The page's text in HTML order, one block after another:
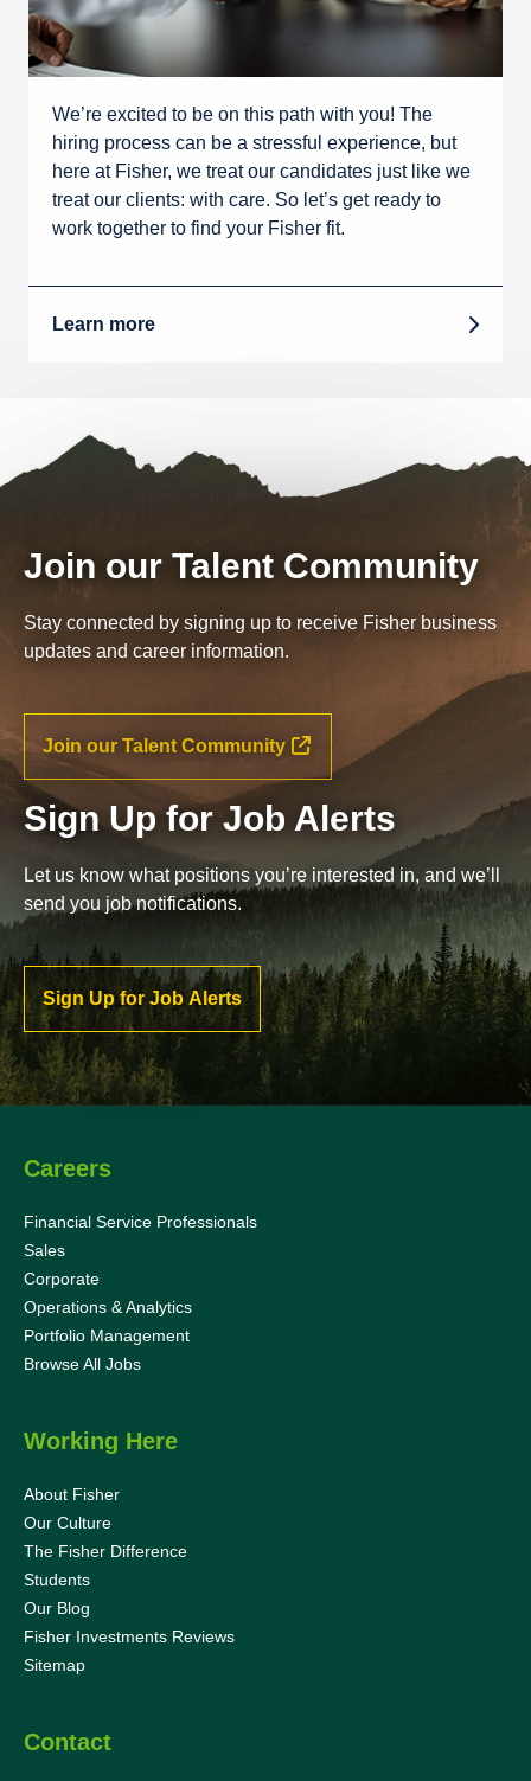
We’re excited to be on this path with you! The
hiring process can be a stressful experience, but
here at Fisher, we treat our candidates just like we
treat our clients: with care. So let’s get ready to
work together to find your Fisher fit.
Learn more
Join our Talent Community
Stay connected by signing up to receive Fisher business
updates and career information.
Join our Talent Community
Sign Up for Job Alerts
Let us know what positions you’re interested in, and we’ll
send you job notifications.
Sign Up for Job Alerts
Careers
Financial Service Professionals
Sales
Corporate
Operations & Analytics
Portfolio Management
Browse All Jobs
Working Here
About Fisher
Our Culture
The Fisher Difference
Students
Our Blog
Fisher Investments Reviews
Sitemap
Contact